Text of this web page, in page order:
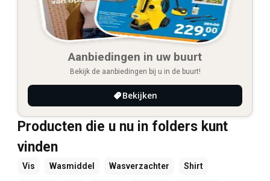
Aanbiedingen in uw buurt
Bekijk de aanbiedingen bij u in de buurt!
Bekijken
Producten die u nu in folders kunt
vinden
Vis Wasmiddel Wasverzachter Shirt